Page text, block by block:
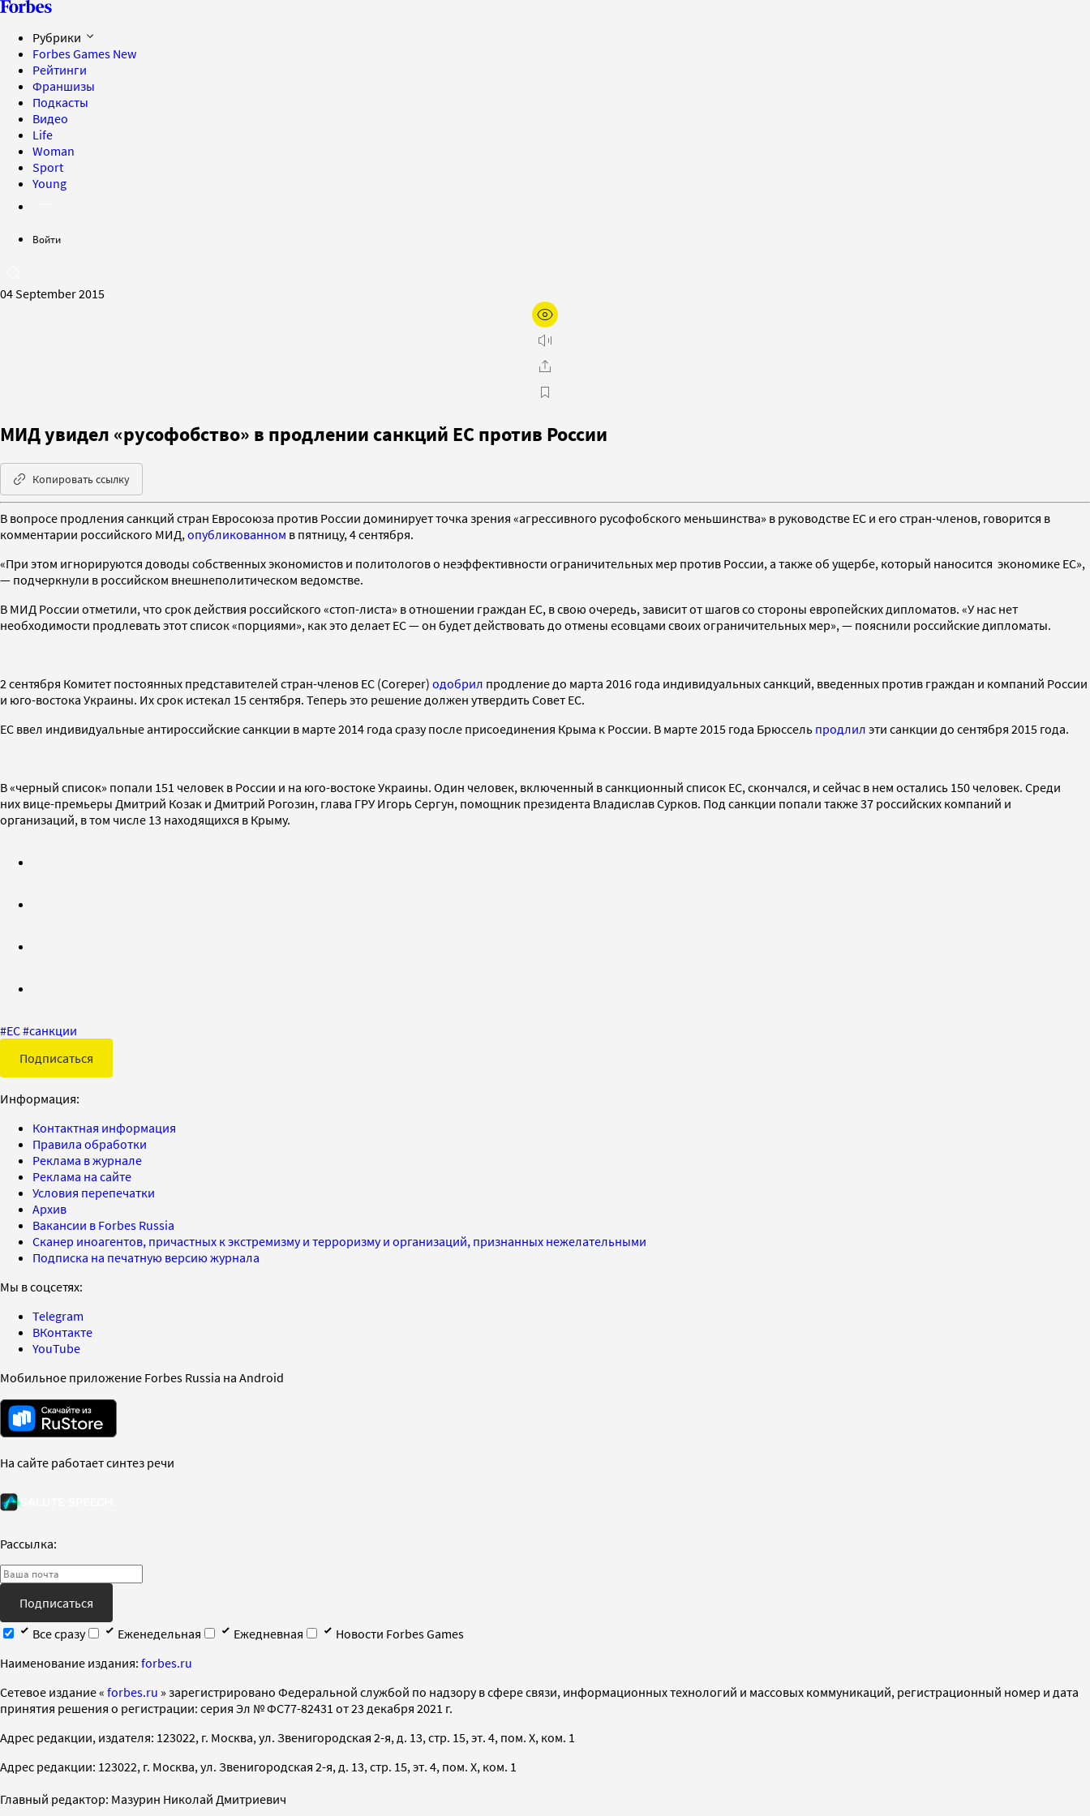
Рубрики
Forbes Games New
Рейтинги
Франшизы
Подкасты
Видео
Life
Woman
Sport
Young
Войти
04 September 2015
МИД увидел «русофобство» в продлении санкций ЕС против России
Копировать ссылку
В вопросе продления санкций стран Евросоюза против России доминирует точка зрения «агрессивного русофобского меньшинства» в руководстве ЕС и его стран-членов, говорится в
комментарии российского МИД, опубликованном в пятницу, 4 сентября.
«При этом игнорируются доводы собственных экономистов и политологов о неэффективности ограничительных мер против России, а также об ущербе, который наносится экономике ЕС»,
— подчеркнули в российском внешнеполитическом ведомстве.
В МИД России отметили, что срок действия российского «стоп-листа» в отношении граждан ЕС, в свою очередь, зависит от шагов со стороны европейских дипломатов. «У нас нет
необходимости продлевать этот список «порциями», как это делает ЕС — он будет действовать до отмены есовцами своих ограничительных мер», — пояснили российские дипломаты.
2 сентября Комитет постоянных представителей стран-членов ЕС (Coreper) одобрил продление до марта 2016 года индивидуальных санкций, введенных против граждан и компаний России
и юго-востока Украины. Их срок истекал 15 сентября. Теперь это решение должен утвердить Совет ЕС.
ЕС ввел индивидуальные антироссийские санкции в марте 2014 года сразу после присоединения Крыма к России. В марте 2015 года Брюссель продлил эти санкции до сентября 2015 года.
В «черный список» попали 151 человек в России и на юго-востоке Украины. Один человек, включенный в санкционный список ЕС, скончался, и сейчас в нем остались 150 человек. Среди
них вице-премьеры Дмитрий Козак и Дмитрий Рогозин, глава ГРУ Игорь Сергун, помощник президента Владислав Сурков. Под санкции попали также 37 российских компаний и
организаций, в том числе 13 находящихся в Крыму.
#ЕС#санкции
Подписаться
Информация:
Контактная информация
Правила обработки
Реклама в журнале
Реклама на сайте
Условия перепечатки
Архив
Вакансии в Forbes Russia
Сканер иноагентов, причастных к экстремизму и терроризму и организаций, признанных нежелательными
Подписка на печатную версию журнала
Мы в соцсетях:
Telegram
ВКонтакте
YouTube
Мобильное приложение Forbes Russia на Android
На сайте работает синтез речи
Рассылка:
Подписаться
Все сразу
Еженедельная Ежедневная
Новости Forbes Games
Наименование издания: forbes.ru
Cетевое издание « forbes.ru » зарегистрировано Федеральной службой по надзору в сфере связи, информационных технологий и массовых коммуникаций, регистрационный номер и дата
принятия решения о регистрации: серия Эл № ФС77-82431 от 23 декабря 2021 г.
Адрес редакции, издателя: 123022, г. Москва, ул. Звенигородская 2-я, д. 13, стр. 15, эт. 4, пом. X, ком. 1
Адрес редакции: 123022, г. Москва, ул. Звенигородская 2-я, д. 13, стр. 15, эт. 4, пом. X, ком. 1
Главный редактор: Мазурин Николай Дмитриевич